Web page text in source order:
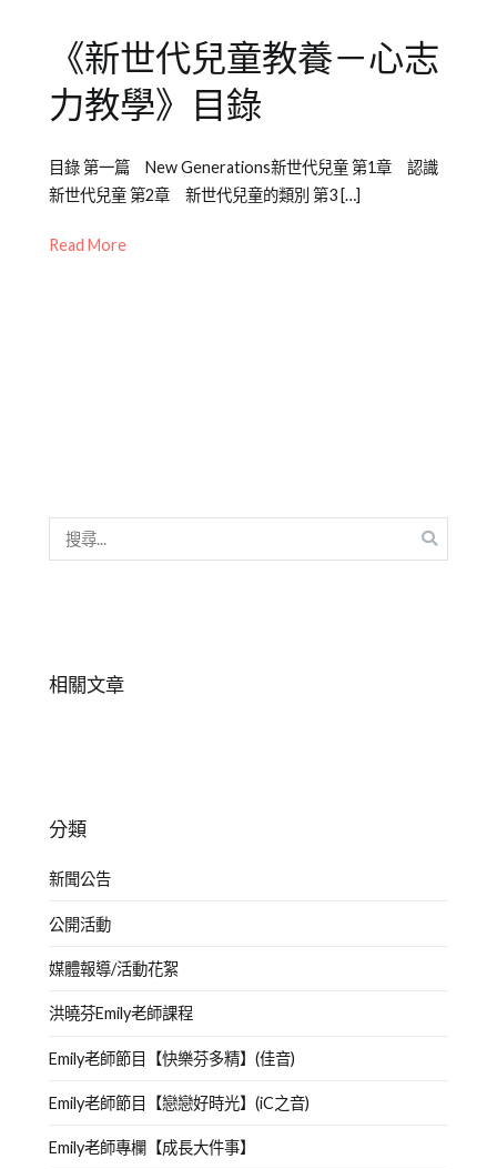
《新世代兒童教養－心志
力教學》目錄
Posted
on
03-
Posted
in
老
Tagged
書
介
目錄 第一篇 New Generations新世代兒童 第1章 認識
新世代兒童 第2章 新世代兒童的類別 第3 […]
Read More
尋
相關文章
分類
新聞公告
公開活動
媒體報導/活動花絮
洪曉芬Emily老師課程
Emily老師節目【快樂芬多精】(佳音)
Emily老師節目【戀戀好時光】(iC之音)
Emily老師專欄【成長大件事】